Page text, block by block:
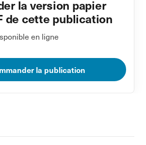
la version papier
de cette publication
en ligne
la publication